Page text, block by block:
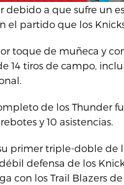
debido a que sufre un
el partido que los
toque de muñeca y
14 tiros de campo,
de los Thunder
y 10 asistencias.
primer triple-doble
defensa de los
con los Trail Blazers